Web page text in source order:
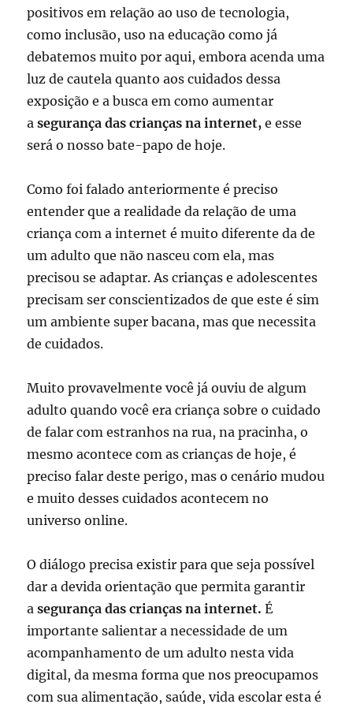
positivos em relação ao uso de tecnologia,
como inclusão, uso na educação como já
debatemos muito por aqui, embora acenda uma
luz de cautela quanto aos cuidados dessa
exposição e a busca em como aumentar
asegurança das crianças na internet,e esse
será o nosso bate-papo de hoje.
Como foi falado anteriormente é preciso
entender que a realidade da relação de uma
criança com a internet é muito diferente da de
um adulto que não nasceu com ela, mas
precisou se adaptar. As crianças e adolescentes
precisam ser conscientizados de que este é sim
um ambiente super bacana, mas que necessita
de cuidados.
Muito provavelmente você já ouviu de algum
adulto quando você era criança sobre o cuidado
de falar com estranhos na rua, na pracinha, o
mesmo acontece com as crianças de hoje, é
preciso falar deste perigo, mas o cenário mudou
e muito desses cuidados acontecem no
universo online.
O diálogo precisa existir para que seja possível
dar a devida orientação que permita garantir
asegurança das crianças na internet. É
importante salientar a necessidade de um
acompanhamento de um adulto nesta vida
digital, da mesma forma que nos preocupamos
com sua alimentação, saúde, vida escolar esta é